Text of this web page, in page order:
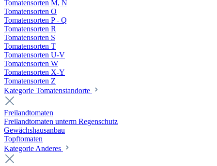
Tomatensorten M, N
Tomatensorten O
Tomatensorten P - Q
Tomatensorten R
Tomatensorten S
Tomatensorten T
Tomatensorten U-V
Tomatensorten W
Tomatensorten X-Y
Tomatensorten Z
Kategorie Tomatenstandorte
Freilandtomaten
Freilandtomaten unterm Regenschutz
Gewächshausanbau
Topftomaten
Kategorie Anderes